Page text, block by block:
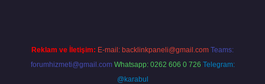
Reklam ve İletişim: E-mail: backlinkpaneli@gmail.com Teams:
forumhizmeti@gmail.com Whatsapp: 0262 606 0 726 Telegram:
@karabul